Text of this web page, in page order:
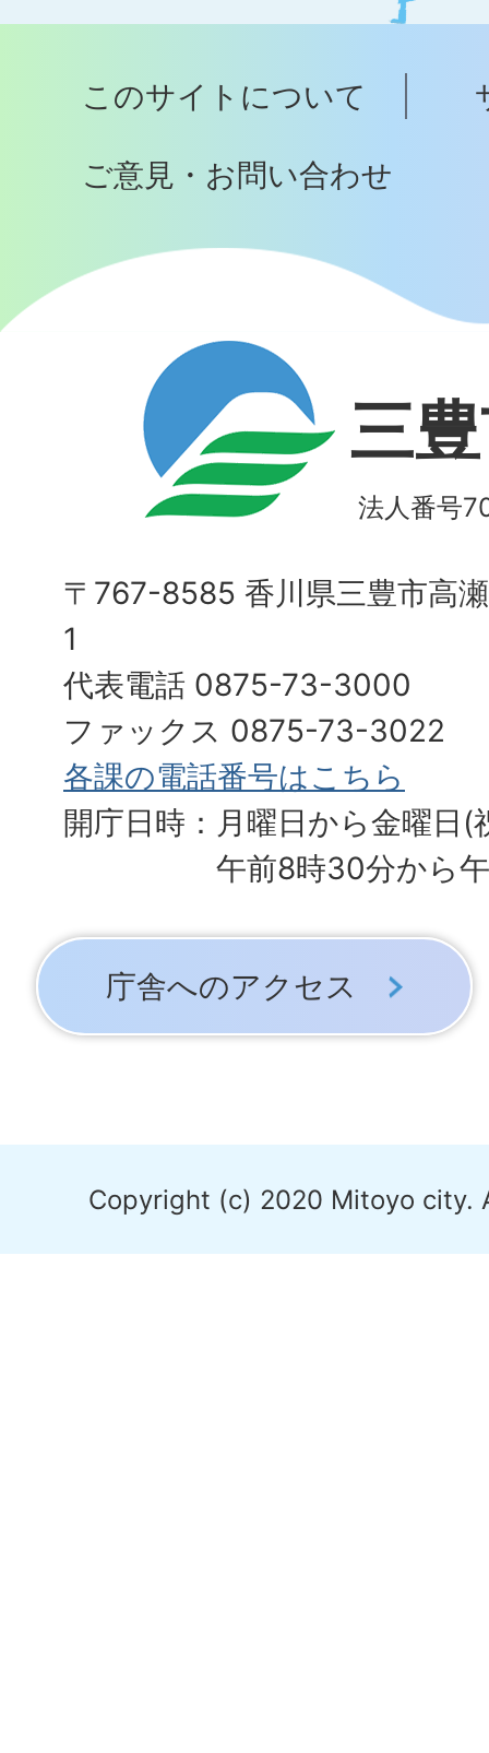
ッ
へ
このサイトについて
ご意見・お問い合わせ
三
法人番号
〒767-8585 香川県三豊市高
1
代表電話 0875-73-3000
ファックス 0875-73-3022
各課の電話番号はこちら
開庁日時：月曜日から金曜日(
午前8時30分から
庁舎へのアクセス
Copyright (c) 2020 Mitoyo city.